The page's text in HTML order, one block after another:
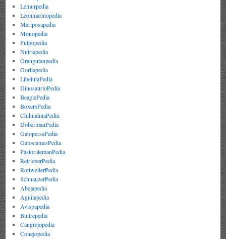
Lemurpedia
Leonmarinopedia
Mariposapedia
Monopedia
Pulpopedia
Nutriapedia
Orangutanpedia
Gorilapedia
LibelulaPedia
DinosaurioPedia
BeaglePedia
BoxersPedia
ChihuahuaPedia
DobermanPedia
GatopersaPedia
GatosiamesPedia
PastoralemanPedia
RetrieverPedia
RottweilerPedia
SchnauzerPedia
Abejapedia
Aguilapedia
Avispapedia
Buitrepedia
Cangrejopedia
Conejopedia